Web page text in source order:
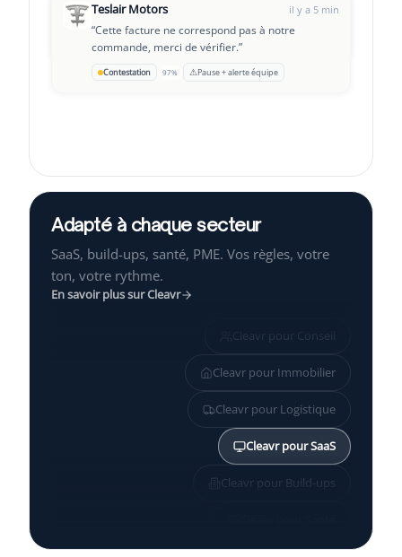
aujourd'hui.”
Suivi J+3
Teslair Motors il y a 5 min
“Cette facture ne correspond pas à notre
commande, merci de vérifier.”
Contestation 97% ⚠Pause + alerte équipe
Leclair Group
d'échelonner ?”
Adapté à chaque secteur
SaaS, build-ups, santé, PME. Vos règles, votre
ton, votre rythme.
En savoir plus sur Cleavr
Cleavr pour Conseil
Cleavr pour Immobilier
Cleavr pour Logistique
Cleavr pourSaaS
Cleavr pour Build-ups